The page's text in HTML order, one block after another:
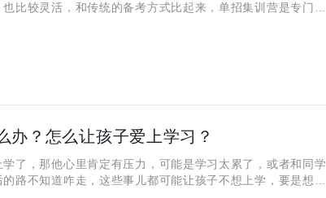
比较灵活，和传统的备考方式比起来，单招集训营是专门针
还是不合适呢？咱们来仔细分析分析。
办？怎么让孩子爱上学习？
学了，那他心里肯定有压力，可能是学习太累了，或者和同学
路不知道咋走，这些事儿都可能让孩子不想上学，要是想帮